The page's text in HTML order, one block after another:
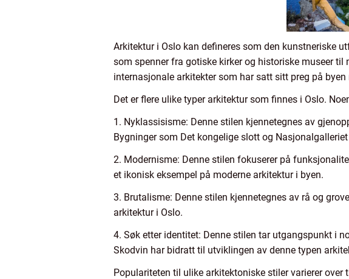
Arkitektur i Oslo kan defineres som den kunstneriske
som spenner fra gotiske kirker og historiske museer
internasjonale arkitekter som har satt sitt preg på
Det er flere ulike typer arkitektur som finnes i Oslo.
1. Nyklassisisme: Denne stilen kjennetegnes av
Bygninger som Det kongelige slott og
2. Modernisme: Denne stilen fokuserer på
et ikonisk eksempel på moderne arkitektur i byen.
3. Brutalisme: Denne stilen kjennetegnes av rå og
arkitektur i Oslo.
4. Søk etter identitet: Denne stilen tar utgangspunkt i
Skodvin har bidratt til utviklingen av denne typen
Populariteten til ulike arkitektoniske stiler varierer